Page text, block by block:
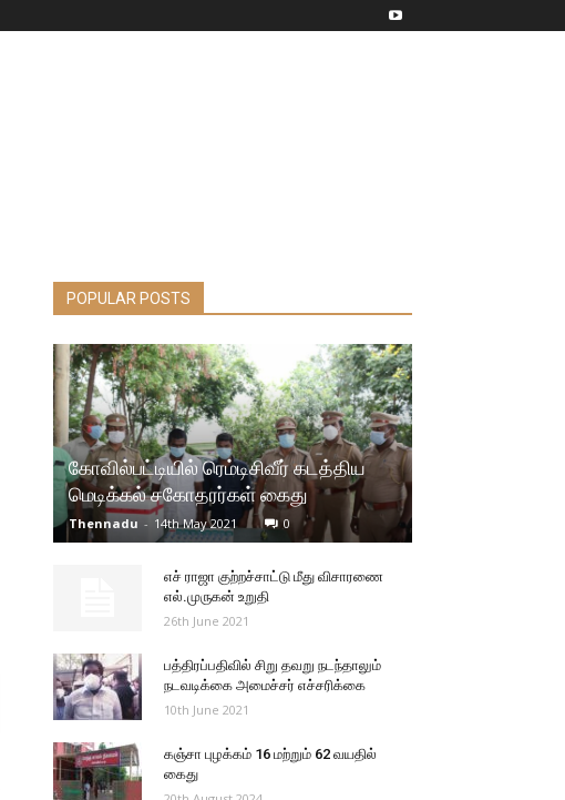
POPULAR POSTS
கோவில்பட்டியில் ரெம்டிசிவீர் கடத்திய
மெடிக்கல் சகோதரர்கள் கைது
Thennadu - 14th May 2021 0
எச் ராஜா குற்றச்சாட்டு மீது விசாரணை
எல்.முருகன் உறுதி
26th June 2021
பத்திரப்பதிவில் சிறு தவறு நடந்தாலும்
நடவடிக்கை அமைச்சர் எச்சரிக்கை
10th June 2021
கஞ்சா புழக்கம் 16 மற்றும் 62 வயதில்
கைது